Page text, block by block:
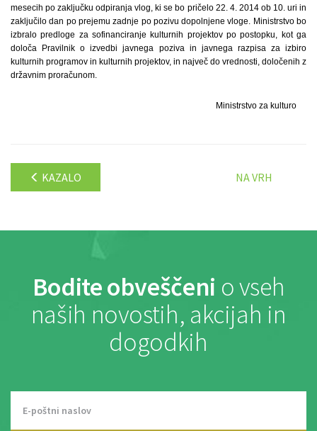
mesecih po zaključku odpiranja vlog, ki se bo pričelo 22. 4. 2014 ob 10. uri in
zaključilo dan po prejemu zadnje po pozivu dopolnjene vloge. Ministrstvo bo
izbralo predloge za sofinanciranje kulturnih projektov po postopku, kot ga
določa Pravilnik o izvedbi javnega poziva in javnega razpisa za izbiro
kulturnih programov in kulturnih projektov, in največ do vrednosti, določenih z
državnim proračunom.
Ministrstvo za kulturo
KAZALO NA VRH
Bodite obveščeni o vseh
naših novostih, akcijah in
dogodkih